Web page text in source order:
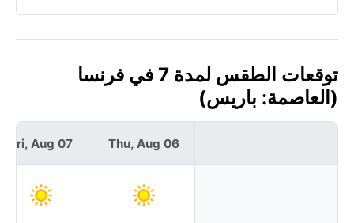
توقعات الطقس لمدة 7 في فرنسا
(العاصمة: باريس)
Thu, Aug 06
Fri, Aug 07